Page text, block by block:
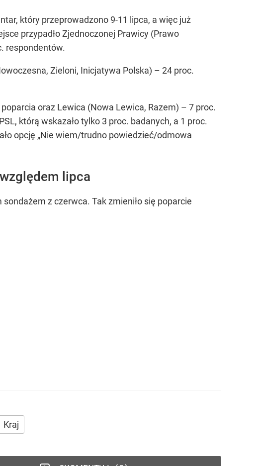
który przeprowadzono 9-11 lipca, a więc już
przypadło Zjednoczonej Prawicy (Prawo
respondentów.
Zieloni, Inicjatywa Polska) – 24 proc.
oraz Lewica (Nowa Lewica, Razem) – 7 proc.
którą wskazało tylko 3 proc. badanych, a 1 proc.
opcję „Nie wiem/trudno powiedzieć/odmowa
lipca
z czerwca. Tak zmieniło się poparcie
Kraj